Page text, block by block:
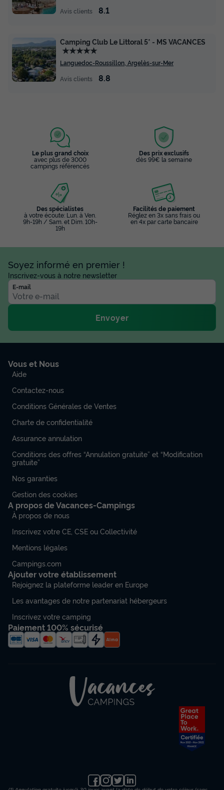
Avis clients
8.1
Camping Club Le Littoral 5* - MS VACANCES
★★★★★
Languedoc-Roussillon, Argelès-sur-Mer
Avis clients
8.8
Le plus grand choix
avec plus de 3000
campings référencés
Des prix exclusifs
dès 99€ la semaine
Des spécialistes
à votre écoute: Lun. à Ven.
9h-19h / Sam. et Dim. 10h-
19h
Facilités de paiement
Réglez en 3x sans frais ou
en 4x par carte bancaire
Soyez informé en premier !
Inscrivez-vous à notre newsletter
E-mail
Envoyer
Vous et Nous
Aide
Contactez-nous
Conditions Générales de Ventes
Charte de confidentialité
Assurance annulation
Conditions des offres “Annulation gratuite” et “Modification
gratuite”
Nos garanties
Gestion des cookies
A propos de Vacances-Campings
À propos de nous
Inscrivez votre CE, CSE ou Collectivité
Mentions légales
Campings.com
Ajouter votre établissement
Rejoignez la plateforme leader en Europe
Les avantages de notre partenariat hébergeurs
Inscrivez votre camping
Paiement 100% sécurisé